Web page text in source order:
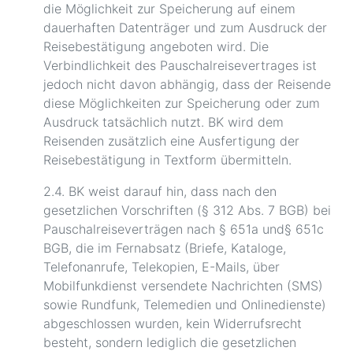
die Möglichkeit zur Speicherung auf einem
dauerhaften Datenträger und zum Ausdruck der
Reisebestätigung angeboten wird. Die
Verbindlichkeit des Pauschalreisevertrages ist
jedoch nicht davon abhängig, dass der Reisende
diese Möglichkeiten zur Speicherung oder zum
Ausdruck tatsächlich nutzt. BK wird dem
Reisenden zusätzlich eine Ausfertigung der
Reisebestätigung in Textform übermitteln.
2.4. BK weist darauf hin, dass nach den
gesetzlichen Vorschriften (§ 312 Abs. 7 BGB) bei
Pauschalreiseverträgen nach § 651a und§ 651c
BGB, die im Fernabsatz (Briefe, Kataloge,
Telefonanrufe, Telekopien, E-Mails, über
Mobilfunkdienst versendete Nachrichten (SMS)
sowie Rundfunk, Telemedien und Onlinedienste)
abgeschlossen wurden, kein Widerrufsrecht
besteht, sondern lediglich die gesetzlichen